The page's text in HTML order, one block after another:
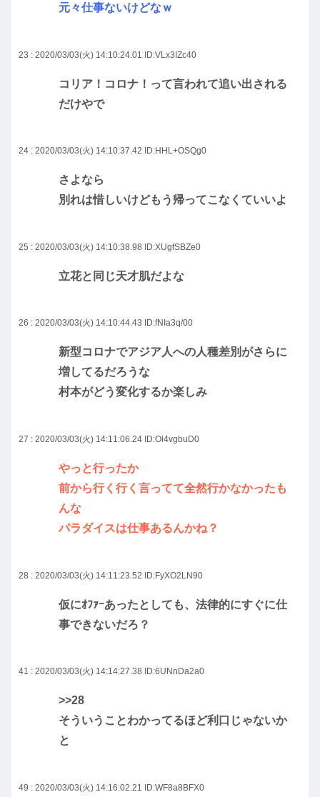
元々仕事ないけどなｗ
23 : 2020/03/03(火) 14:10:24.01 ID:VLx3IZc40
コリア！コロナ！って言われて追い出される
だけやで
24 : 2020/03/03(火) 14:10:37.42 ID:HHL+OSQg0
さよなら
別れは惜しいけどもう帰ってこなくていいよ
25 : 2020/03/03(火) 14:10:38.98 ID:XUgfSBZe0
立花と同じ天才肌だよな
26 : 2020/03/03(火) 14:10:44.43 ID:fNIa3q/00
新型コロナでアジア人への人種差別がさらに
増してるだろうな
村本がどう変化するか楽しみ
27 : 2020/03/03(火) 14:11:06.24 ID:Ol4vgbuD0
やっと行ったか
前から行く行く言ってて全然行かなかったも
んな
パラダイスは仕事あるんかね？
28 : 2020/03/03(火) 14:11:23.52 ID:FyXO2LN90
仮にｵﾌｧｰあったとしても、法律的にすぐに仕
事できないだろ？
41 : 2020/03/03(火) 14:14:27.38 ID:6UNnDa2a0
>>28
そういうことわかってるほど利口じゃないか
と
49 : 2020/03/03(火) 14:16:02.21 ID:WF8a8BFX0